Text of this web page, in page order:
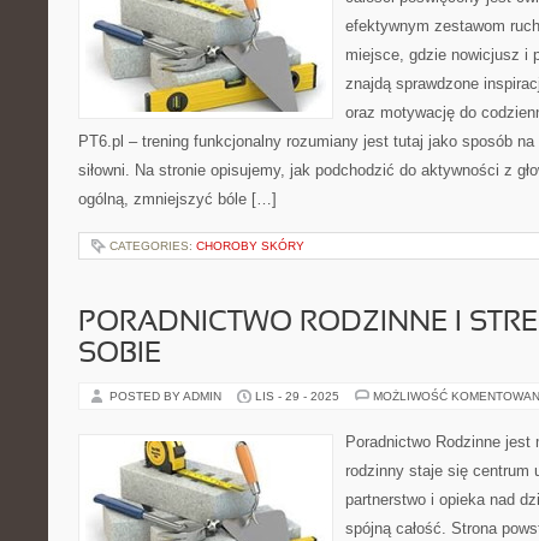
efektywnym zestawom
miejsce, gdzie nowicjusz i
znajdą sprawdzone
oraz motywację do
PT6.pl – trening funkcjonalny rozumiany jest tutaj jako sposób
siłowni. Na stronie opisujemy, jak podchodzić do aktywności z
ogólną, zmniejszyć bóle […]
CATEGORIES: CHOROBY SKÓRY
PORADNICTWO RODZINNE I
SOBIE
POSTED BY ADMIN LIS - 29 - 2025 MOŻLIWOŚĆ
Poradnictwo Rodzinne
rodzinny staje się centrum
partnerstwo i opieka nad
spójną całość. Strona